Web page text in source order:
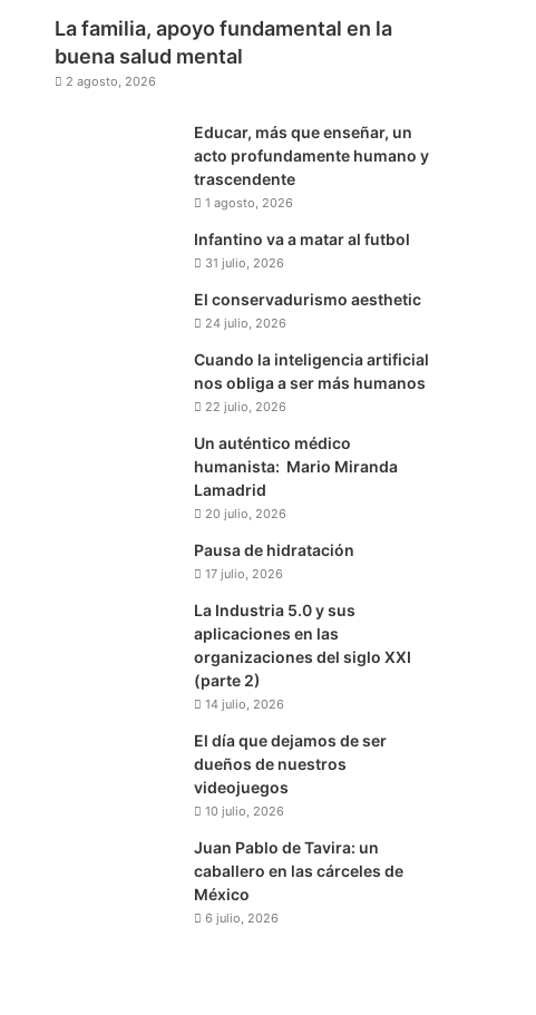
La familia, apoyo fundamental en la
buena salud mental
2 agosto, 2026
Educar, más que enseñar, un
acto profundamente humano y
trascendente
1 agosto, 2026
Infantino va a matar al futbol
31 julio, 2026
El conservadurismo aesthetic
24 julio, 2026
Cuando la inteligencia artificial
nos obliga a ser más humanos
22 julio, 2026
Un auténtico médico
humanista: Mario Miranda
Lamadrid
20 julio, 2026
Pausa de hidratación
17 julio, 2026
La Industria 5.0 y sus
aplicaciones en las
organizaciones del siglo XXI
(parte 2)
14 julio, 2026
El día que dejamos de ser
dueños de nuestros
videojuegos
10 julio, 2026
Juan Pablo de Tavira: un
caballero en las cárceles de
México
6 julio, 2026